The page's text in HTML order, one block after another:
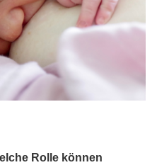
Rolle können